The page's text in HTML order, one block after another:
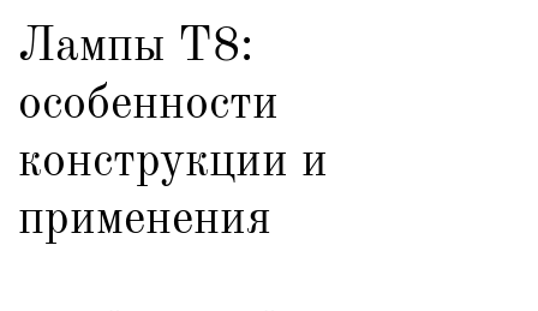
Лампы Т8:
особенности
конструкции и
применения